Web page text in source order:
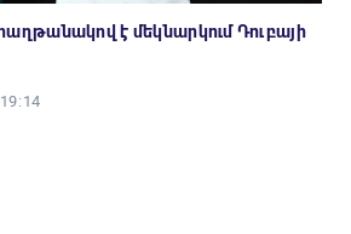
է մեկնարկում Դուբայի